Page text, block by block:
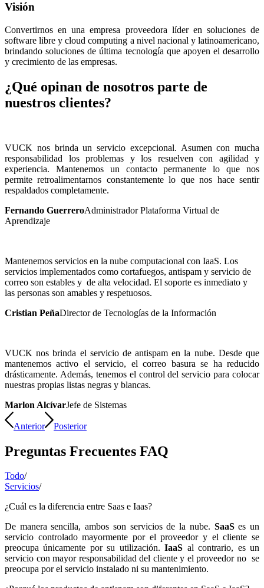
Visión
Convertirnos en una empresa proveedora líder en soluciones de
software libre y cloud computing a nivel nacional y latinoamericano,
brindando soluciones de última tecnología que apoyen el desarrollo
y crecimiento de las empresas.
¿Qué opinan de nosotros parte de
nuestros clientes?
VUCK nos brinda un servicio excepcional. Asumen con mucha
responsabilidad los problemas y los resuelven con agilidad y
experiencia. Mantenemos un contacto permanente lo que nos
permite retroalimentarnos constantemente lo que nos hace sentir
respaldados completamente.
Fernando GuerreroAdministrador Plataforma Virtual de
Aprendizaje
Mantenemos servicios en la nube computacional con IaaS. Los
servicios implementados como cortafuegos, antispam y servicio de
correo son estables y de alta velocidad. El soporte es inmediato y
las personas son amables y respetuosos.
Cristian PeñaDirector de Tecnologías de la Información
VUCK nos brinda el servicio de antispam en la nube. Desde que
mantenemos activo el servicio, el correo basura se ha reducido
drásticamente. Además, tenemos el control del servicio para colocar
nuestras propias listas negras y blancas.
Marlon AlcívarJefe de Sistemas
Anterior Posterior
Preguntas Frecuentes FAQ
Todo/
Servicios/
¿Cuál es la diferencia entre Saas e Iaas?
De manera sencilla, ambos son servicios de la nube. SaaSes un
servicio controlado mayormente por el proveedor y el cliente se
preocupa únicamente por su utilización.IaaS al contrario, es un
servicio con mayor responsabilidad del cliente y el proveedor no se
preocupa por el servicio instalado ni su mantenimiento.